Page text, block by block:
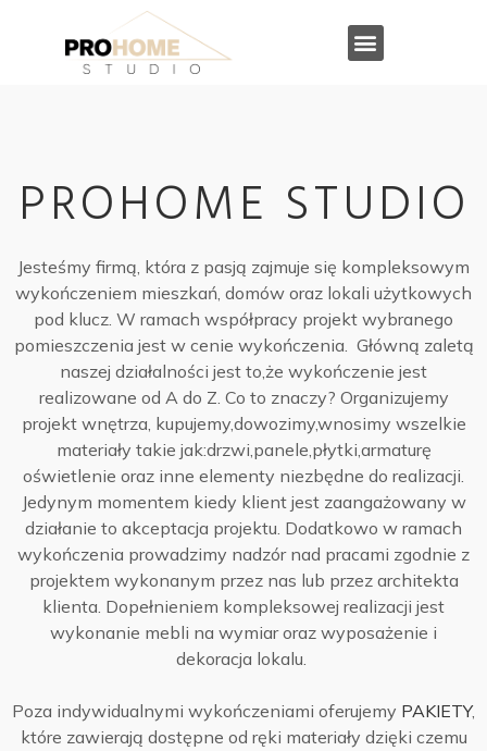
PROHOME STUDIO
Jesteśmy firmą, która z pasją zajmuje się kompleksowym
wykończeniem mieszkań, domów oraz lokali użytkowych
pod klucz. W ramach współpracy projekt wybranego
pomieszczenia jest w cenie wykończenia. Główną zaletą
naszej działalności jest to,że wykończenie jest
realizowane od A do Z. Co to znaczy? Organizujemy
projekt wnętrza, kupujemy,dowozimy,wnosimy wszelkie
materiały takie jak:drzwi,panele,płytki,armaturę
oświetlenie oraz inne elementy niezbędne do realizacji.
Jedynym momentem kiedy klient jest zaangażowany w
działanie to akceptacja projektu. Dodatkowo w ramach
wykończenia prowadzimy nadzór nad pracami zgodnie z
projektem wykonanym przez nas lub przez architekta
klienta. Dopełnieniem kompleksowej realizacji jest
wykonanie mebli na wymiar oraz wyposażenie i
dekoracja lokalu.
Poza indywidualnymi wykończeniami oferujemy PAKIETY,
które zawierają dostępne od ręki materiały dzięki czemu